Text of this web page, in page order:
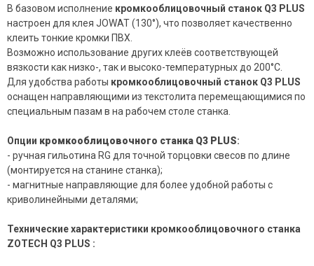
В базовом исполнение кромкооблицовочный станок Q3 PLUS
настроен для клея JOWAT (130°), что позволяет качественно
клеить тонкие кромки ПВХ.
Возможно использование других клеёв соответствующей
вязкости как низко-, так и высоко-температурных до 200°С.
Для удобства работы кромкооблицовочный станок Q3 PLUS
оснащен направляющими из текстолита перемещающимися по
специальным пазам в на рабочем столе станка.
Опции кромкооблицовочного станка Q3 PLUS:
- ручная гильотина RG для точной торцовки свесов по длине
(монтируется на станине станка);
- магнитные направляющие для более удобной работы с
криволинейными деталями;
Технические характеристики кромкооблицовочного станка
ZOTECH Q3 PLUS :